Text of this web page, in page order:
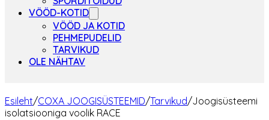
VÖÖD-KOTID
VÖÖD JA KOTID
PEHMEPUDELID
TARVIKUD
OLE NÄHTAV
Esileht/COXA JOOGISÜSTEEMID/Tarvikud/Joogisüsteemi
isolatsiooniga voolik RACE